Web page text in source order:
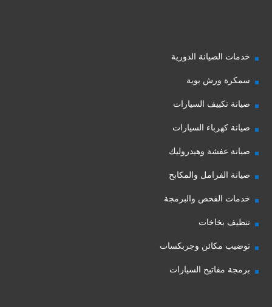
خدمات الصيانة الدورية
سمكرة ورش بوية
صيانة تكييف السيارات
صيانة كهرباء السيارات
صيانة عفشة وهيدروليك
صيانة الفرامل والمكابح
خدمات الفحص والبرمجة
تنظيف بخاخات
توضيب مكائن وجربكسات
برمجة مفاتيح السيارات